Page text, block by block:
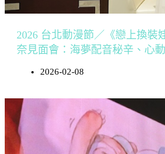
2026 台北動漫節／《戀上換裝
奈見面會：海夢配音秘辛、心
2026-02-08